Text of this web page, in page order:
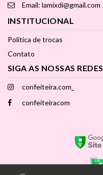
Email: lamixdi@gmail.com
INSTITUCIONAL
Política de trocas
Contato
SIGA AS NOSSAS REDES
confeiteira.com_
confeiteiracom